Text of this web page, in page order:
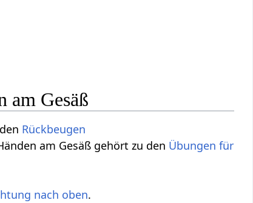
am Gesäß
Rückbeugen
am Gesäß gehört zu den Übungen für
nach oben.